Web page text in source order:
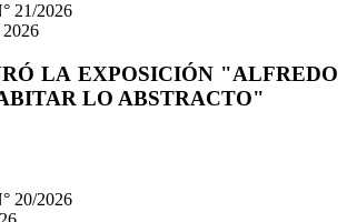
21/2026
2026
LA EXPOSICIÓN "ALFREDO
LO ABSTRACTO"
20/2026